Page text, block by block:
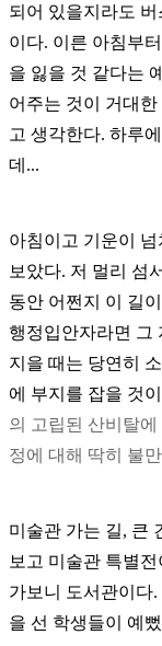
되어 있을지라도
이다. 이른 아침부
을 잃을 것 같다는
어주는 것이 거대
고 생각한다. 하루
데...
아침이고 기운이
보았다. 저 멀리 섬
동안 어쩐지 이 길
행정입안자라면 그
지을 때는 당연히
에 부지를 잡을 것
의 고립된 산비탈
정에 대해 딱히 불
미술관 가는 길, 큰
보고 미술관 특별
가보니 도서관이다
을 선 학생들이 예